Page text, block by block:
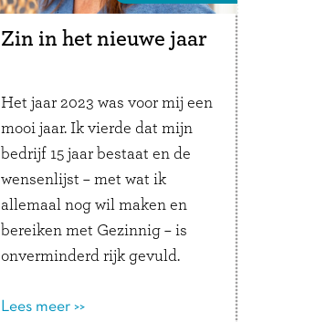
Zin in het nieuwe jaar
Het jaar 2023 was voor mij een
mooi jaar. Ik vierde dat mijn
bedrijf 15 jaar bestaat en de
wensenlijst – met wat ik
allemaal nog wil maken en
bereiken met Gezinnig – is
onverminderd rijk gevuld.
voordat we vooruitblikken. In
Lees meer >>